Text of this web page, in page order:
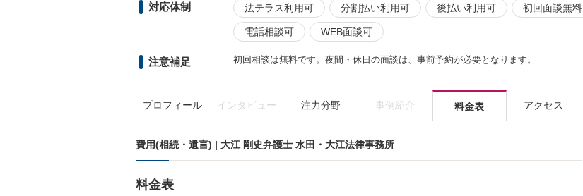
対応体制 法テラス利用可 分割払い利用可 後払い利用可 初回面談無料
電話相談可 WEB面談可
注意補足 初回相談は無料です。夜間・休日の面談は、事前予約が必要となります。
プロフィール インタビュー 注力分野 事例紹介 料金表 アクセス
費用(相続・遺言) | 大江 剛史弁護士 水田・大江法律事務所
料金表